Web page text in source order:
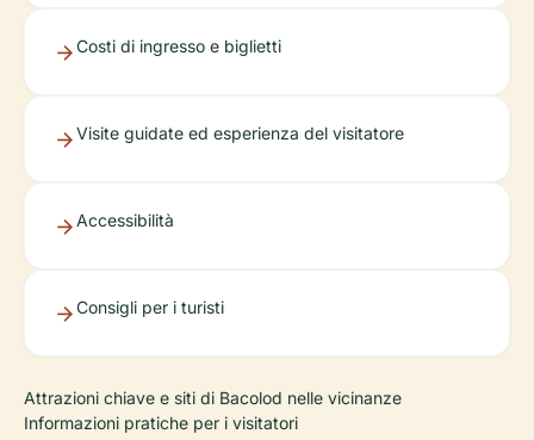
Costi di ingresso e biglietti
Visite guidate ed esperienza del visitatore
Accessibilità
Consigli per i turisti
Attrazioni chiave e siti di Bacolod nelle vicinanze
Informazioni pratiche per i visitatori